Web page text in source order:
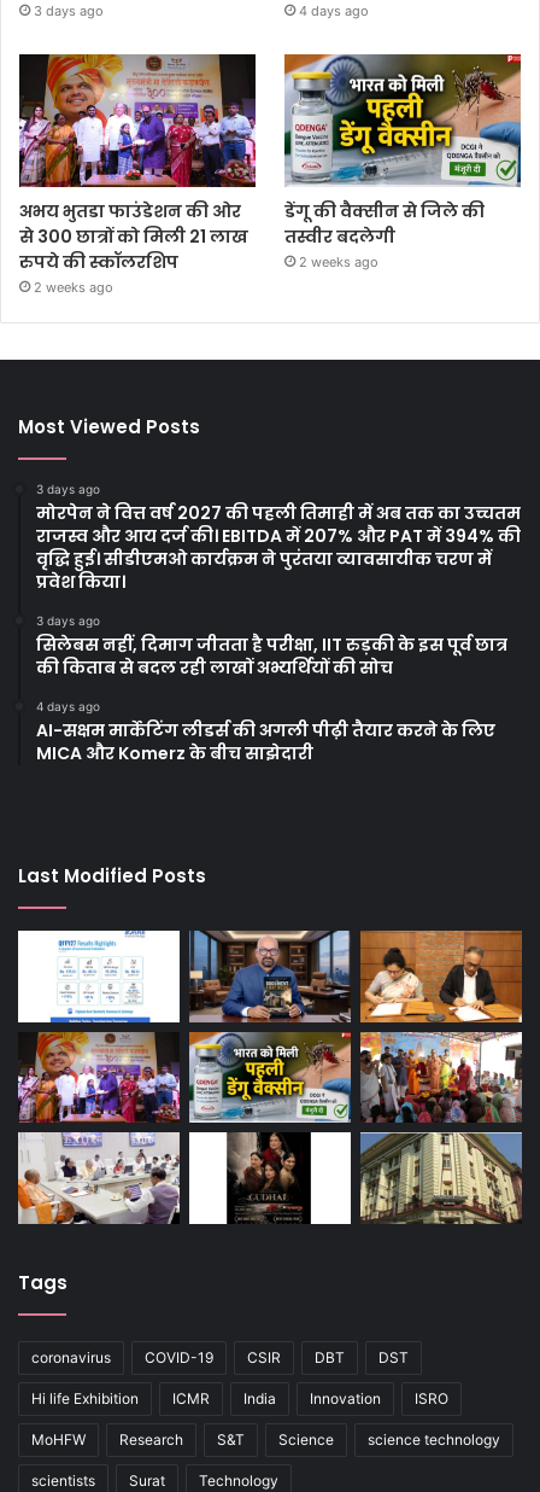
3 days ago 4 days ago
अभय भुतडा फाउंडेशन की ओर
से 300 छात्रों को मिली 21 लाख
रुपये की स्कॉलरशिप
2 weeks ago
डेंगू की वैक्सीन से जिले की
तस्वीर बदलेगी
2 weeks ago
Most Viewed Posts
3 days ago
मोरपेन ने वित्त वर्ष 2027 की पहली तिमाही में अब तक का उच्चतम
राजस्व और आय दर्ज की। EBITDA में 207% और PAT में 394% की
वृद्धि हुई। सीडीएमओ कार्यक्रम ने पुरंतया व्यावसायीक चरण में
प्रवेश किया।
3 days ago
सिलेबस नहीं, दिमाग जीतता है परीक्षा, IIT रुड़की के इस पूर्व छात्र
की किताब से बदल रही लाखों अभ्यर्थियों की सोच
4 days ago
AI-सक्षम मार्केटिंग लीडर्स की अगली पीढ़ी तैयार करने के लिए
MICA और Komerz के बीच साझेदारी
Last Modified Posts
Tags
coronavirus COVID-19 CSIR DBT DST
Hi life Exhibition ICMR India Innovation ISRO
MoHFW Research S&T Science science technology
scientists Surat Technology